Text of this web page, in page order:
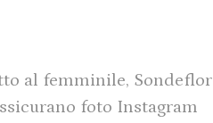
al femminile, Sondeflor
foto Instagram